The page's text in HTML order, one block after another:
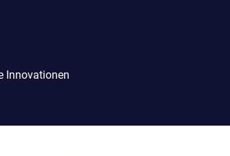
Innovationen